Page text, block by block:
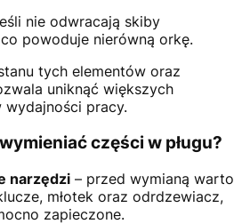
nie odwracają skiby
powoduje nierówną orkę.
tych elementów oraz
uniknąć większych
pracy.
części w pługu?
narzędzi – przed wymianą warto
młotek oraz odrdzewiacz,
zapieczone.